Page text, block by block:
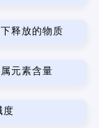
释放的物质
元素含量
度